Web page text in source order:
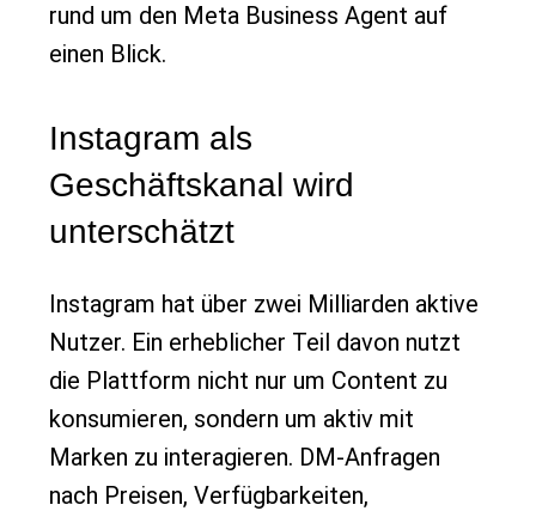
rund um den Meta Business Agent auf
einen Blick.
Instagram als
Geschäftskanal wird
unterschätzt
Instagram hat über zwei Milliarden aktive
Nutzer. Ein erheblicher Teil davon nutzt
die Plattform nicht nur um Content zu
konsumieren, sondern um aktiv mit
Marken zu interagieren. DM-Anfragen
nach Preisen, Verfügbarkeiten,